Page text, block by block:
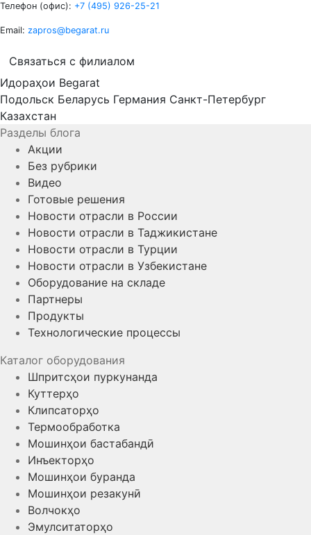
Телефон (офис): +7 (495) 926-25-21
Email: zapros@begarat.ru
Связаться с филиалом
Идораҳои Begarat
Подольск Беларусь Германия Санкт-Петербург
Казахстан
Разделы блога
Акции
Без рубрики
Видео
Готовые решения
Новости отрасли в России
Новости отрасли в Таджикистане
Новости отрасли в Турции
Новости отрасли в Узбекистане
Оборудование на складе
Партнеры
Продукты
Технологические процессы
Каталог оборудования
Шпритсҳои пуркунанда
Куттерҳо
Клипсаторҳо
Термообработка
Мошинҳои бастабандӣ
Инъекторҳо
Мошинҳои буранда
Мошинҳои резакунӣ
Волчокҳо
Эмулситаторҳо